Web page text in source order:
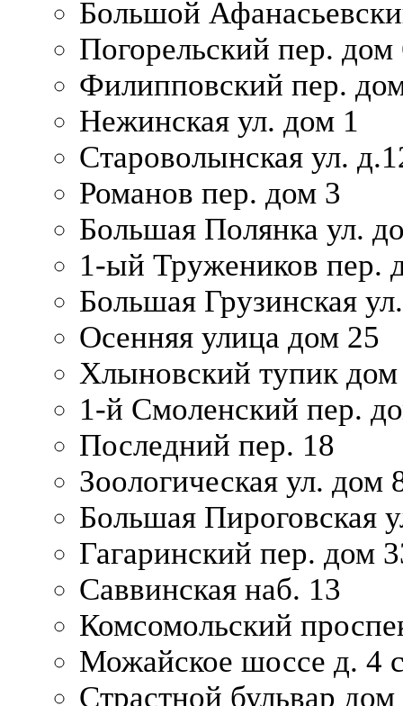
Большой
Погорельский пер. дом
Филипповский пер.
Нежинская ул. дом 1
Староволынская ул.
Романов пер. дом 3
Большая Полянка ул.
1-ый Тружеников пер.
Большая Грузинская
Осенняя улица дом 25
Хлыновский тупик
1-й Смоленский пер.
Последний пер. 18
Зоологическая ул. дом
Большая Пироговская
Гагаринский пер. дом
Саввинская наб. 13
Комсомольский
Можайское шоссе д. 4
Страстной бульвар дом